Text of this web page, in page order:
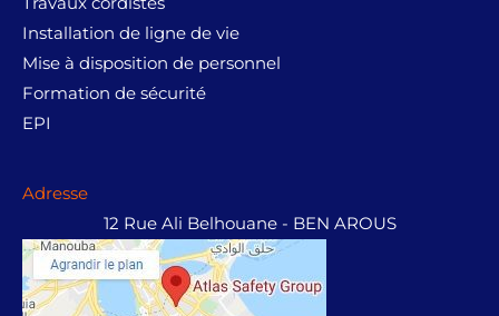
Installation de ligne de vie
Mise à disposition de personnel
Formation de sécurité
EPI
Adresse
12 Rue Ali Belhouane - BEN AROUS